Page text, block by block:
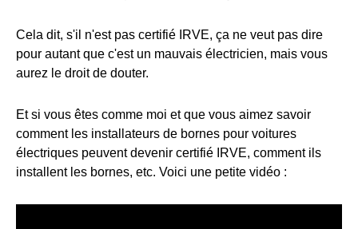
Cela dit, s'il n'est pas certifié IRVE, ça ne veut pas dire
pour autant que c'est un mauvais électricien, mais vous
aurez le droit de douter.
Et si vous êtes comme moi et que vous aimez savoir
comment les installateurs de bornes pour voitures
électriques peuvent devenir certifié IRVE, comment ils
installent les bornes, etc. Voici une petite vidéo :